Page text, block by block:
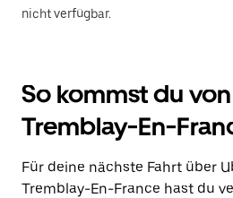
nicht verfügbar.
So kommst du
Tremblay-En-
Für deine nächste Fahrt über
Tremblay-En-France hast du